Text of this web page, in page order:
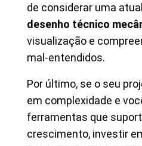
de considerar uma
desenho técnico
visualização e
mal-entendidos.
Por último, se o seu
em complexidade e
ferramentas que
crescimento, investir